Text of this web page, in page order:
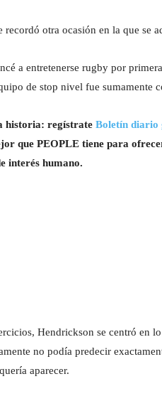
recordó otra ocasión en la que se
a entretenerse rugby por
de stop nivel fue sumamente
historia: regístrate Boletín diario
que PEOPLE tiene para
interés humano.
Hendrickson se centró en
no podía predecir
aparecer.